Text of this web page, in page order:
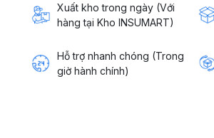
Xuất kho trong ngày (Với
hàng tại Kho INSUMART)
Hỗ trợ nhanh chóng (Trong
giờ hành chính)